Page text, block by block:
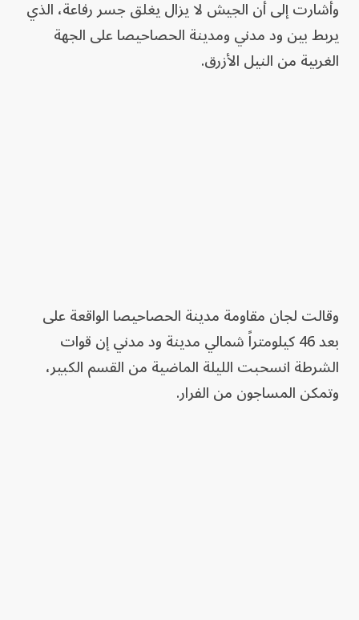
وأشارت إلى أن الجيش لا يزال يغلق جسر رفاعة، الذي
يربط بين ود مدني ومدينة الحصاحيصا على الجهة
الغربية من النيل الأزرق.
وقالت لجان مقاومة مدينة الحصاحيصا الواقعة على
بعد 46 كيلومتراً شمالي مدينة ود مدني إن قوات
الشرطة انسحبت الليلة الماضية من القسم الكبير،
وتمكن المساجون من الفرار.